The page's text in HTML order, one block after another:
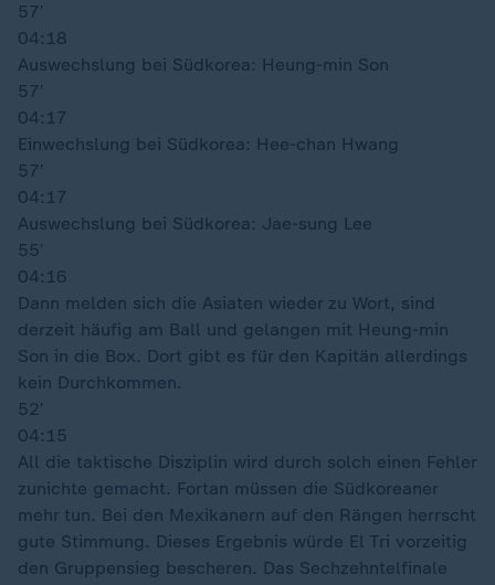
57′
04:18
Auswechslung bei Südkorea: Heung-min Son
57′
04:17
Einwechslung bei Südkorea: Hee-chan Hwang
57′
04:17
Auswechslung bei Südkorea: Jae-sung Lee
55′
04:16
Dann melden sich die Asiaten wieder zu Wort, sind
derzeit häufig am Ball und gelangen mit Heung-min
Son in die Box. Dort gibt es für den Kapitän allerdings
kein Durchkommen.
52′
04:15
All die taktische Disziplin wird durch solch einen Fehler
zunichte gemacht. Fortan müssen die Südkoreaner
mehr tun. Bei den Mexikanern auf den Rängen herrscht
gute Stimmung. Dieses Ergebnis würde El Tri vorzeitig
den Gruppensieg bescheren. Das Sechzehntelfinale